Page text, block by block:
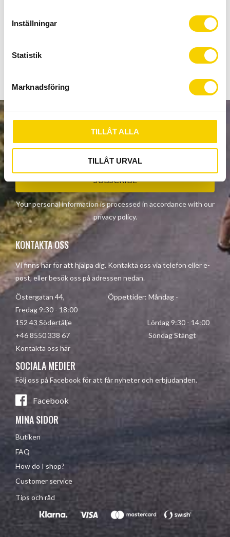
a
l
Inställningar
Statistik
Marknadsföring
TILLÅT ALLA
TILLÅT URVAL
upp de små metallpartiklarna som tvättas loss. Finish Lines
Multi Degreaser samt Wet Teflonolja ingår.
Show all products from Finish Line
NEWSLETTER
SUBSCRIBE
Your personal information is processed in accordance with our
privacy policy.
KONTAKTA OSS
Vi finns här för att hjälpa dig. Kontakta oss via telefon eller e-
post, eller besök oss på adressen nedan.
Östergatan 44, Öppettider: Måndag -
Fredag 9:30 - 18:00
152 43 Södertälje Lördag 9:30 - 14:00
+46 8550 338 67 Söndag Stängt
Kontakta oss här
SOCIALA MEDIER
Följ oss på Facebook för att får nyheter och erbjudanden.
Facebook
MINA SIDOR
Butiken
FAQ
How do I shop?
Customer service
Tips och råd